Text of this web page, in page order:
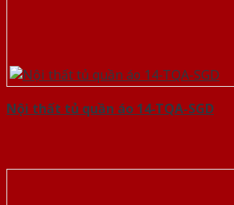
Nội thất tủ quần áo 14-TQA-SGD